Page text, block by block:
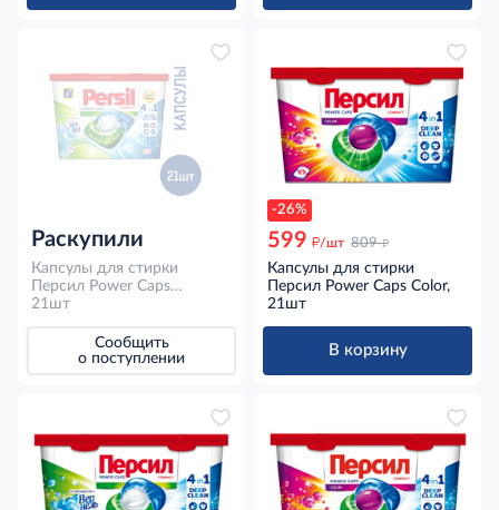
Раскупили
Капсулы для стирки
Персил Power Caps
Свежесть от Вернель,
21шт
Сообщить
о поступлении
-26%
599 д/шт 809 д
Капсулы для стирки
Персил Power Caps Color,
21шт
В корзину